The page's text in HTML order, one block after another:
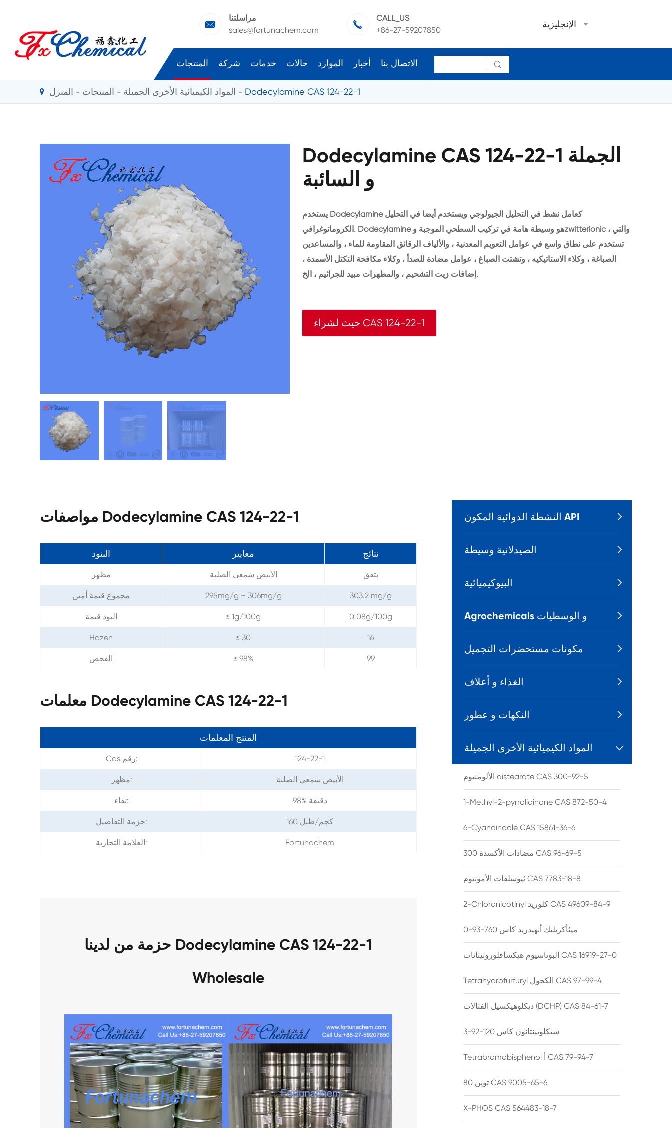

مراسلتنا
sales@fortunachem.com

CALL_US
+86-27-59207850
الإنجليزية
المنتجات شركة خدمات حالات الموارد أخبار الاتصال بنا 
المنزل المنتجات المواد الكيميائية الأخرى الجميلة Dodecylamine CAS 124-22-1
Dodecylamine CAS 124-22-1 الجملة
و السائبة
يستخدم Dodecylamine كعامل نشط في التحليل الجيولوجي ويستخدم أيضا في التحليل
الكروماتوغرافي. Dodecylamine هو وسيطة هامة في تركيب السطحي الموجبة وzwitterionic ، والتي
تستخدم على نطاق واسع في عوامل التعويم المعدنية ، والألياف الرقائق المقاومة للماء ، والمساعدين
الصباغة ، وكلاء الاستاتيكيه ، وتشتت الصباغ ، عوامل مضادة للصدأ ، وكلاء مكافحة التكتل الأسمدة ،
إضافات زيت التشحيم ، والمطهرات مبيد للجراثيم ، الخ.
حيث لشراء CAS 124-22-1
مواصفات Dodecylamine CAS 124-22-1
البنود معايير نتائج
مظهر الأبيض شمعي الصلبة يتفق
مجموع قيمة أمين 295mg/g ~ 306mg/g 303.2 mg/g
اليود قيمة ≤ 1g/100g 0.08g/100g
Hazen ≤ 30 16
الفحص ≥ 98% 99
معلمات Dodecylamine CAS 124-22-1
المنتج المعلمات
Cas رقم: 124-22-1
مظهر: الأبيض شمعي الصلبة
نقاء: 98% دقيقة
حزمة التفاصيل: 160 كجم/طبل
العلامة التجارية: Fortunachem
حزمة من لدينا Dodecylamine CAS 124-22-1
Wholesale
النشطة الدوائية المكون API 
الصيدلانية وسيطة 
البيوكيميائية 
Agrochemicals و الوسطيات 
مكونات مستحضرات التجميل 
الغذاء و أعلاف 
النكهات و عطور 
المواد الكيميائية الأخرى الجميلة 
الألومنيوم distearate CAS 300-92-5
1-Methyl-2-pyrrolidinone CAS 872-50-4
6-Cyanoindole CAS 15861-36-6
مضادات الأكسدة 300 CAS 96-69-5
ثيوسلفات الأمونيوم CAS 7783-18-8
2-Chloronicotinyl كلوريد CAS 49609-84-9
ميثأكريليك أنهيدريد كاس 760-93-0
البوتاسيوم هيكسافلوروتيتانات CAS 16919-27-0
Tetrahydrofurfuryl الكحول CAS 97-99-4
ديكلوهيكسيل الفثالات (DCHP) CAS 84-61-7
سيكلوبينتانون كاس 120-92-3
Tetrabromobisphenol أ CAS 79-94-7
توين 80 CAS 9005-65-6
X-PHOS CAS 564483-18-7